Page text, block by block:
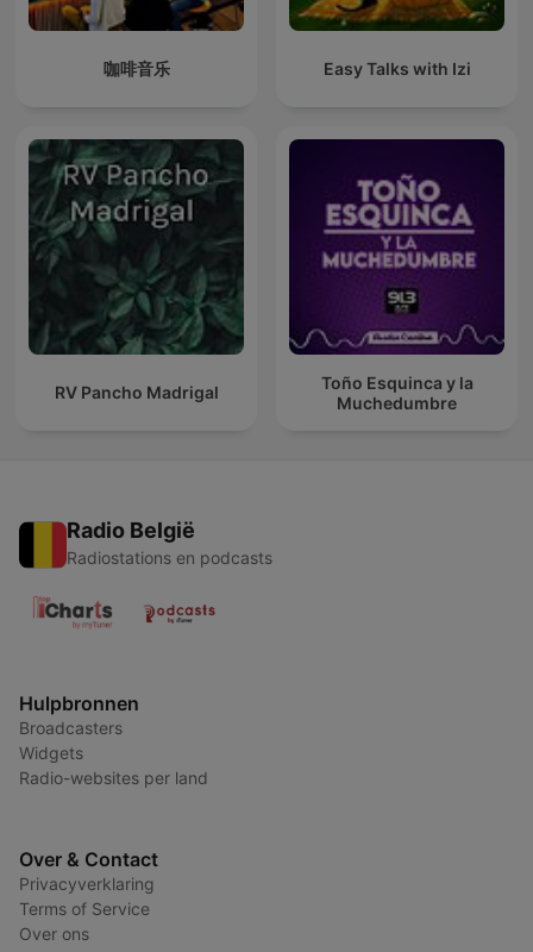
咖啡音乐 Easy Talks with Izi
RV Pancho Madrigal
Toño Esquinca y la
Muchedumbre
Radio België
Radiostations en podcasts
Hulpbronnen
Broadcasters
Widgets
Radio-websites per land
Over & Contact
Privacyverklaring
Terms of Service
Over ons